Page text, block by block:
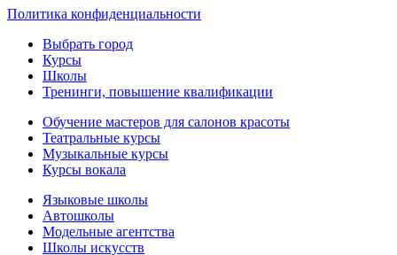
Политика конфиденциальности
Выбрать город
Курсы
Школы
Тренинги, повышение квалификации
Обучение мастеров для салонов красоты
Театральные курсы
Музыкальные курсы
Курсы вокала
Языковые школы
Автошколы
Модельные агентства
Школы искусств